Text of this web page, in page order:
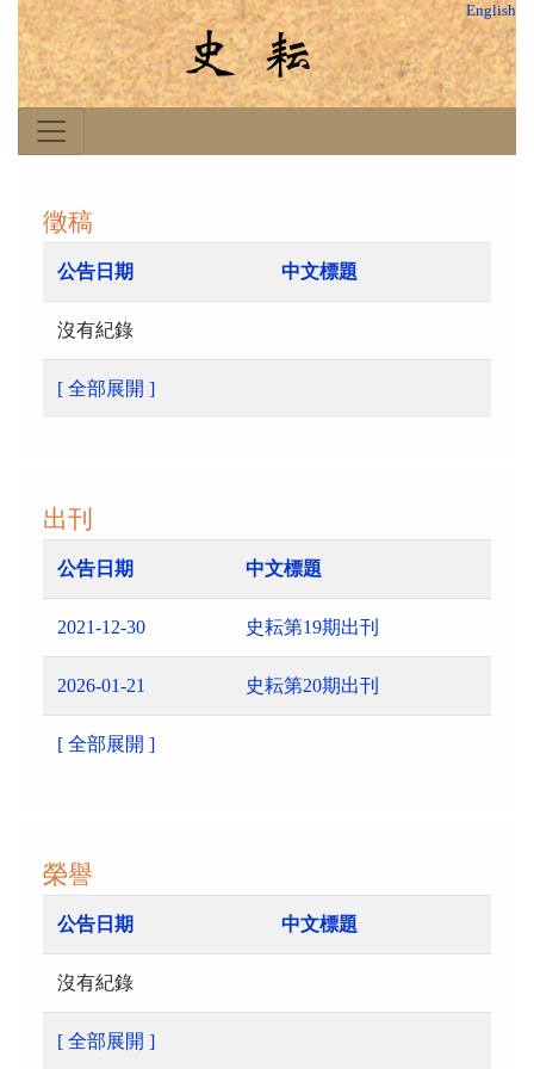
English
徵稿
公告日期 中文標題
沒有紀錄
[ 全部展開 ]
出刊
公告日期 中文標題
2021-12-30 史耘第19期出刊
2026-01-21 史耘第20期出刊
[ 全部展開 ]
榮譽
公告日期 中文標題
沒有紀錄
[ 全部展開 ]